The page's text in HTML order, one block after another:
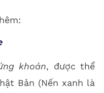
khoán, được thể
Bản (Nến xanh là